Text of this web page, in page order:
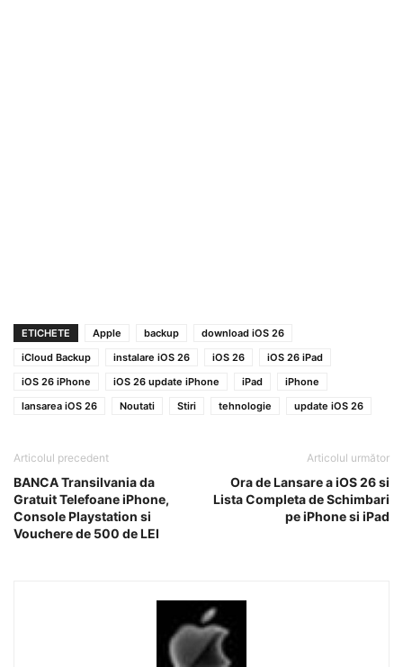
ETICHETE Apple backup
download iOS 26
iCloud Backup
instalare iOS 26 iOS 26
iOS 26 iPad
iOS 26 iPhone
iOS 26 update iPhone iPad
iPhone
lansarea iOS 26
Noutati Stiri tehnologie update iOS 26
Articolul precedent
BANCA Transilvania da
Gratuit Telefoane iPhone,
Console Playstation si
Vouchere de 500 de LEI
Articolul următor
Ora de Lansare a iOS 26 si
Lista Completa de Schimbari
pe iPhone si iPad